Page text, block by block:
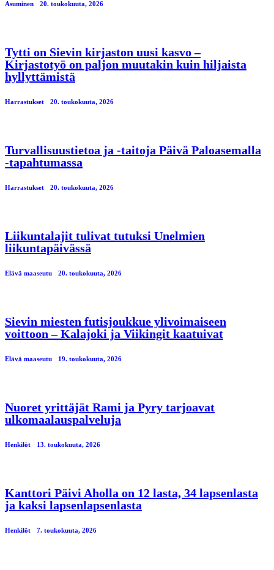
Asuminen 20. toukokuuta, 2026
Tytti on Sievin kirjaston uusi kasvo –
Kirjastotyö on paljon muutakin kuin hiljaista
hyllyttämistä
Harrastukset 20. toukokuuta, 2026
Turvallisuustietoa ja -taitoja Päivä Paloasemalla
-tapahtumassa
Harrastukset 20. toukokuuta, 2026
Liikuntalajit tulivat tutuksi Unelmien
liikuntapäivässä
Elävä maaseutu 20. toukokuuta, 2026
Sievin miesten futisjoukkue ylivoimaiseen
voittoon – Kalajoki ja Viikingit kaatuivat
Elävä maaseutu 19. toukokuuta, 2026
Nuoret yrittäjät Rami ja Pyry tarjoavat
ulkomaalauspalveluja
Henkilöt 13. toukokuuta, 2026
Kanttori Päivi Aholla on 12 lasta, 34 lapsenlasta
ja kaksi lapsenlapsenlasta
Henkilöt 7. toukokuuta, 2026